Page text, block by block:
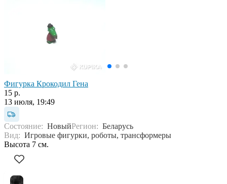
Фигурка Крокодил Гена
15 р.
13 июля, 19:49
Состояние: НовыйРегион: Беларусь
Вид: Игровые фигурки, роботы, трансформеры
Высота 7 см.